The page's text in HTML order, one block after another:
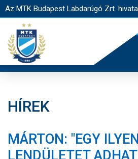
Az MTK Budapest Labdarúgó Zrt.
JEGYÉRTÉKESÍTÉS
EGYESÜLET
HÍREK
MÁRTON: "EGY
LENDÜLETET